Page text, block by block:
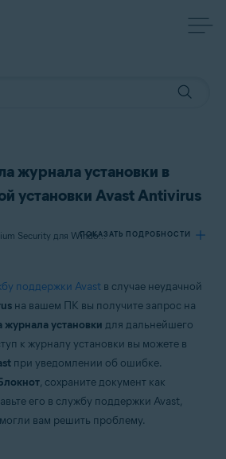
журнала установки в
установки Avast Antivirus
Применяется к Avast Premium Security для Windows, Avast Free Antivirus для Windows
ПОКАЗАТЬ ПОДРОБНОСТИ
для Windows
/ Pro / Enterprise / Education
/ Pro / Enterprise / Education — 32- или 64-
поддержки Avast в случае неудачной
на вашем ПК вы получите запрос на
журнала установки для дальнейшего
к журналу установки вы можете в
при уведомлении об ошибке.
, сохраните документ как
его в службу поддержки Avast,
вам решить проблему.